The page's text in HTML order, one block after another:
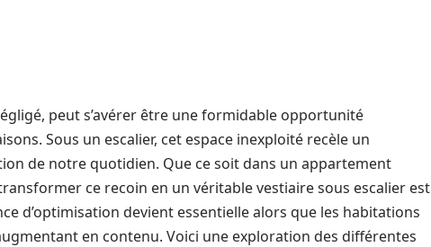
peut s’avérer être une formidable opportunité
Sous un escalier, cet espace inexploité recèle un
de notre quotidien. Que ce soit dans un appartement
ce recoin en un véritable vestiaire sous escalier est
d’optimisation devient essentielle alors que les habitations
en contenu. Voici une exploration des différentes